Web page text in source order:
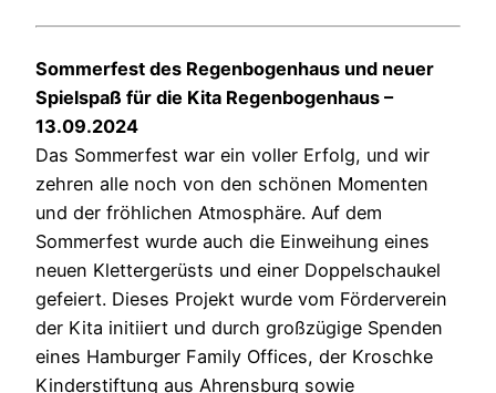
Sommerfest des Regenbogenhaus und neuer
Spielspaß für die Kita Regenbogenhaus –
13.09.2024
Das Sommerfest war ein voller Erfolg, und wir
zehren alle noch von den schönen Momenten
und der fröhlichen Atmosphäre. Auf dem
Sommerfest wurde auch die Einweihung eines
neuen Klettergerüsts und einer Doppelschaukel
gefeiert. Dieses Projekt wurde vom Förderverein
der Kita initiiert und durch großzügige Spenden
eines Hamburger Family Offices, der Kroschke
Kinderstiftung aus Ahrensburg sowie